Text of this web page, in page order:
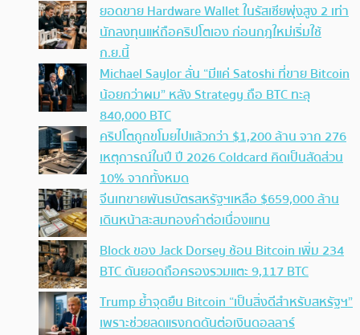
ยอดขาย Hardware Wallet ในรัสเซียพุ่งสูง 2 เท่า
นักลงทุนแห่ถือคริปโตเอง ก่อนกฎใหม่เริ่มใช้
ก.ย.นี้
Michael Saylor ลั่น “มีแค่ Satoshi ที่ขาย Bitcoin
น้อยกว่าผม” หลัง Strategy ถือ BTC ทะลุ
840,000 BTC
คริปโตถูกขโมยไปแล้วกว่า $1,200 ล้าน จาก 276
เหตุการณ์ในปี ปี 2026 Coldcard คิดเป็นสัดส่วน
10% จากทั้งหมด
จีนเทขายพันธบัตรสหรัฐฯเหลือ $659,000 ล้าน
เดินหน้าสะสมทองคำต่อเนื่องแทน
Block ของ Jack Dorsey ช้อน Bitcoin เพิ่ม 234
BTC ดันยอดถือครองรวมแตะ 9,117 BTC
Trump ย้ำจุดยืน Bitcoin “เป็นสิ่งดีสำหรับสหรัฐฯ”
เพราะช่วยลดแรงกดดันต่อเงินดอลลาร์